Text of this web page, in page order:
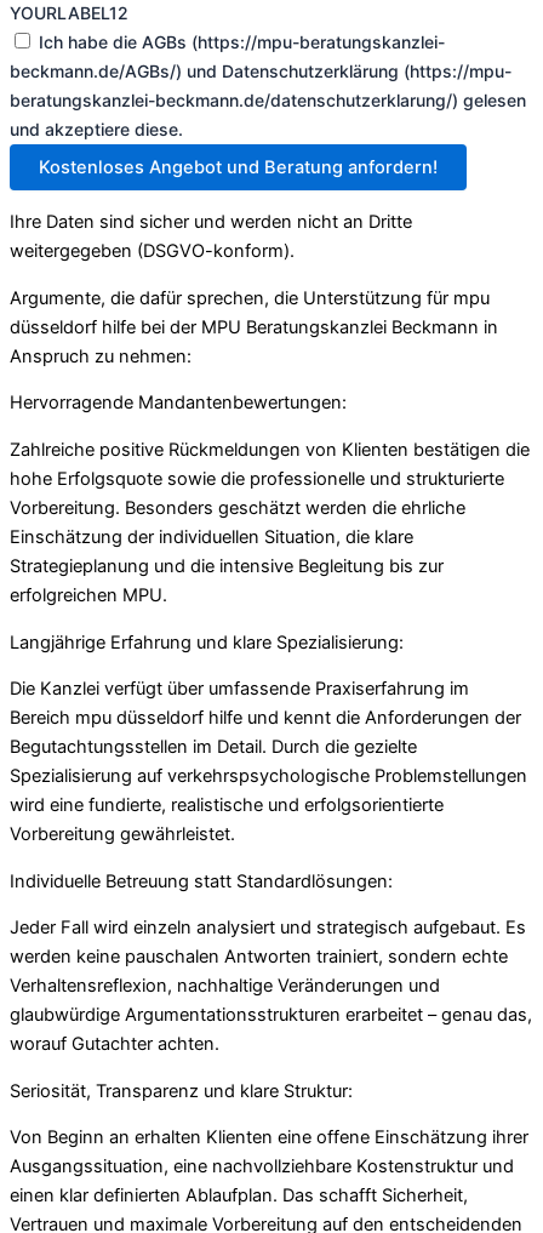
YOURLABEL12
Ich habe die AGBs (https://mpu-beratungskanzlei-
beckmann.de/AGBs/) und Datenschutzerklärung (https://mpu-
beratungskanzlei-beckmann.de/datenschutzerklarung/) gelesen
und akzeptiere diese.
Kostenloses Angebot und Beratung anfordern!
Ihre Daten sind sicher und werden nicht an Dritte
weitergegeben (DSGVO-konform).
Argumente, die dafür sprechen, die Unterstützung für mpu
düsseldorf hilfe bei der MPU Beratungskanzlei Beckmann in
Anspruch zu nehmen:
Hervorragende Mandantenbewertungen:
Zahlreiche positive Rückmeldungen von Klienten bestätigen die
hohe Erfolgsquote sowie die professionelle und strukturierte
Vorbereitung. Besonders geschätzt werden die ehrliche
Einschätzung der individuellen Situation, die klare
Strategieplanung und die intensive Begleitung bis zur
erfolgreichen MPU.
Langjährige Erfahrung und klare Spezialisierung:
Die Kanzlei verfügt über umfassende Praxiserfahrung im
Bereich mpu düsseldorf hilfe und kennt die Anforderungen der
Begutachtungsstellen im Detail. Durch die gezielte
Spezialisierung auf verkehrspsychologische Problemstellungen
wird eine fundierte, realistische und erfolgsorientierte
Vorbereitung gewährleistet.
Individuelle Betreuung statt Standardlösungen:
Jeder Fall wird einzeln analysiert und strategisch aufgebaut. Es
werden keine pauschalen Antworten trainiert, sondern echte
Verhaltensreflexion, nachhaltige Veränderungen und
glaubwürdige Argumentationsstrukturen erarbeitet – genau das,
worauf Gutachter achten.
Seriosität, Transparenz und klare Struktur:
Von Beginn an erhalten Klienten eine offene Einschätzung ihrer
Ausgangssituation, eine nachvollziehbare Kostenstruktur und
einen klar definierten Ablaufplan. Das schafft Sicherheit,
Vertrauen und maximale Vorbereitung auf den entscheidenden